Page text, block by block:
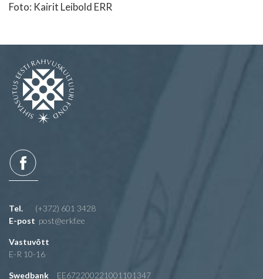
Foto: Kairit Leibold ERR
Tel.
(+372) 601 3428
E-post post@erkf.ee
Vastuvõtt
E-R 10-16
Swedbank EE672200221001101347